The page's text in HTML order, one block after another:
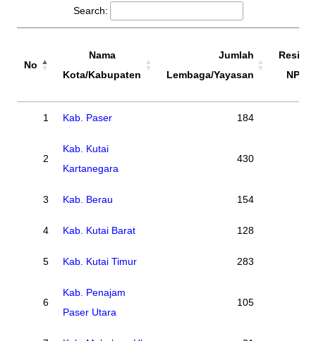
Search:
No
Nama
Kota/Kabupaten
Jumlah
Lembaga/Yayasan
Residu
NPYP
Nama
Jumlah
1 Kab. Paser 184
2
Kab. Kutai
Kartanegara
430
3 Kab. Berau 154
4 Kab. Kutai Barat 128
5 Kab. Kutai Timur 283
6
Kab. Penajam
Paser Utara
105